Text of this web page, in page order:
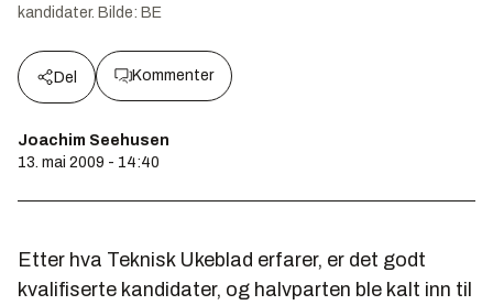
kandidater. Bilde: BE
Del Kommenter
Joachim Seehusen
13. mai 2009 - 14:40
Etter hva Teknisk Ukeblad erfarer, er det godt
kvalifiserte kandidater, og halvparten ble kalt inn til